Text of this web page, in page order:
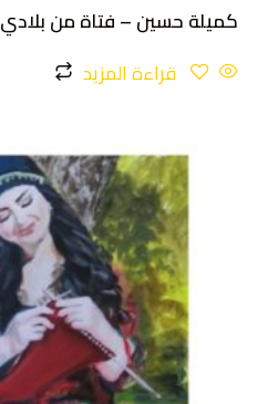
كميلة حسين – فتاة من بلادي
قراءة المزيد